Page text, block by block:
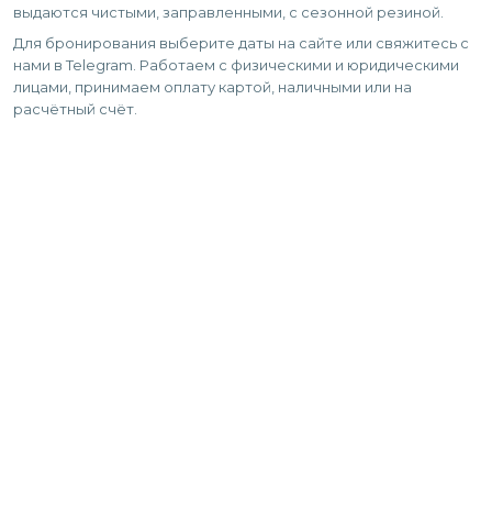
выдаются чистыми, заправленными, с сезонной резиной.
Для бронирования выберите даты на сайте или свяжитесь с
нами в Telegram. Работаем с физическими и юридическими
лицами, принимаем оплату картой, наличными или на
расчётный счёт.